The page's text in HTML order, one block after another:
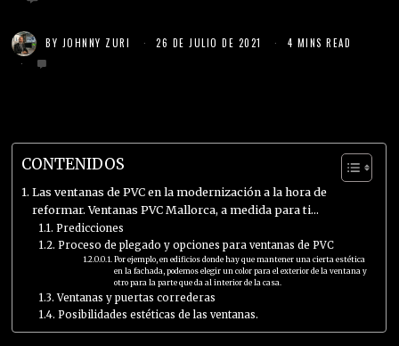
BY JOHNNY ZURI 26 DE JULIO DE 2021 4 MINS READ
CONTENIDOS
Las ventanas de PVC en la modernización a la hora de
reformar. Ventanas PVC Mallorca, a medida para ti…
Predicciones
Proceso de plegado y opciones para ventanas de PVC
Por ejemplo, en edificios donde hay que mantener una cierta estética
en la fachada, podemos elegir un color para el exterior de la ventana y
otro para la parte que da al interior de la casa.
Ventanas y puertas correderas
Posibilidades estéticas de las ventanas.